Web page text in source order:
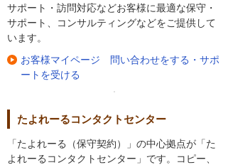
サポート・訪問対応などお客様に最適な保守・
サポート、コンサルティングなどをご提供して
います。
お客様マイページ 問い合わせをする・サポ
ートを受ける
たよれーるコンタクトセンター
「たよれーる（保守契約）」の中心拠点が「た
よれーるコンタクトセンター」です。コピー、